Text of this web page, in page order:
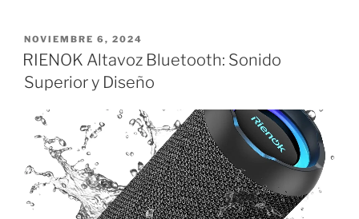
NOVIEMBRE 6, 2024
RIENOK Altavoz Bluetooth: Sonido
Superior y Diseño